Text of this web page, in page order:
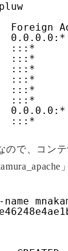
:::*
で、コン